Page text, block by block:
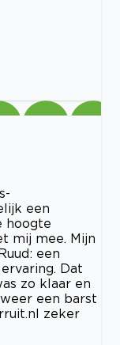
een
hoogte
mij mee. Mijn
een
Dat
zo klaar en
een barst
zeker